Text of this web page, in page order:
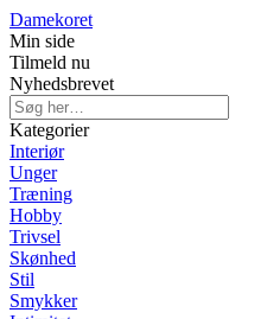
Damekoret
Min side
Tilmeld nu
Nyhedsbrevet
Kategorier
Interiør
Unger
Træning
Hobby
Trivsel
Skønhed
Stil
Smykker